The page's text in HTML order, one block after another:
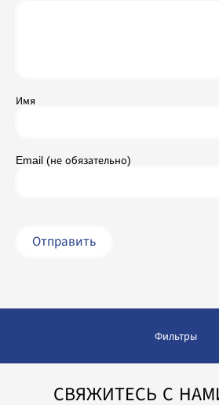
Имя
Email (не обязательно)
Фильтры
СВЯЖИТЕСЬ С